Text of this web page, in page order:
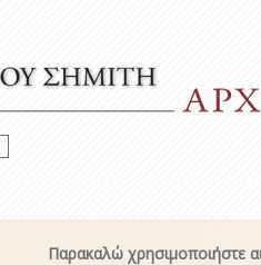
Παρακαλώ χρησιμοποιήστε